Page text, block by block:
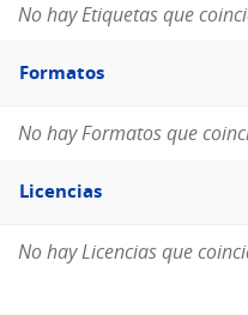
No hay Etiquetas que
Filtro
Formatos
Formatos
No hay Formatos que
Filtro
Licencias
Licencias
No hay Licencias que